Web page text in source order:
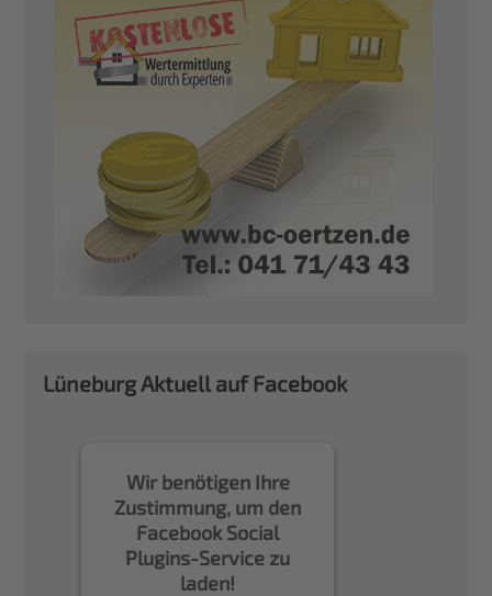
Lüneburg Aktuell auf Facebook
Wir benötigen Ihre
Zustimmung, um den
Facebook Social
Plugins-Service zu
laden!